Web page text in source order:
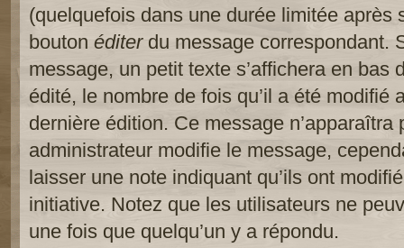
(quelquefois dans une durée limitée après
bouton éditerdu message correspondant.
message, un petit texte s’affichera en bas
édité, le nombre de fois qu’il a été modifié
dernière édition. Ce message
administrateur modifie le message,
laisser une note indiquant qu’ils ont
initiative. Notez que les utilisateurs ne
une fois que quelqu’un y a répondu.